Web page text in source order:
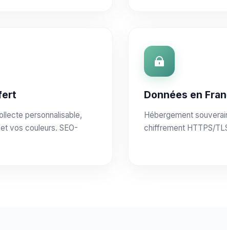
personnalisable,
vos couleurs. SEO-
Données en
Hébergement
chiffrement HTTPS/